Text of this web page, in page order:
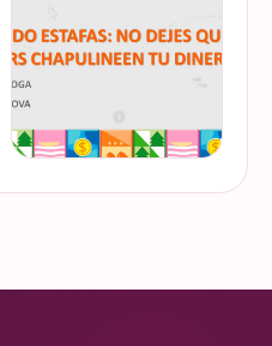
ahorro o aguinaldo, es un
dinero…
VER EN
INSTAGRAM
que los hackers